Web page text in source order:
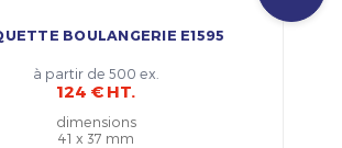
BOULANGERIE E1595
à partir de 500 ex.
124 € HT.
dimensions
41 x 37 mm